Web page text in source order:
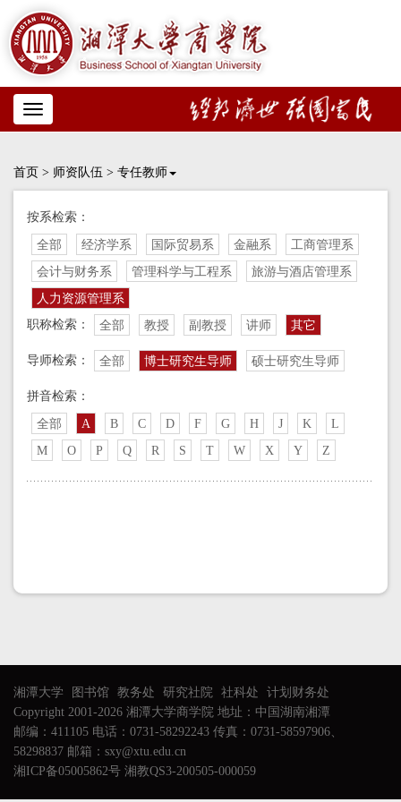
Toggle
navigation
首页 > 师资队伍 > 专任教师
按系检索：
全部 经济学系 国际贸易系 金融系
工商管理系
会计与财务系
管理科学与工程系
旅游与酒店管理系
人力资源管理系
职称检索：
全部 教授 副教授 讲师 其它
导师检索： 全部 博士研究生导师 硕士研究生导师
拼音检索：
全部 A B C D F G H J K
L
M
O P Q R S T W X Y Z
湘潭大学 图书馆 教务处 研究社院 社科处
计划财务处
Copyright 2001-2026 湘潭大学商学院 地址：中国湖南湘潭
邮编：411105 电话：0731-58292243 传真：0731-58597906、
58298837 邮箱：sxy@xtu.edu.cn
湘ICP备05005862号 湘教QS3-200505-000059